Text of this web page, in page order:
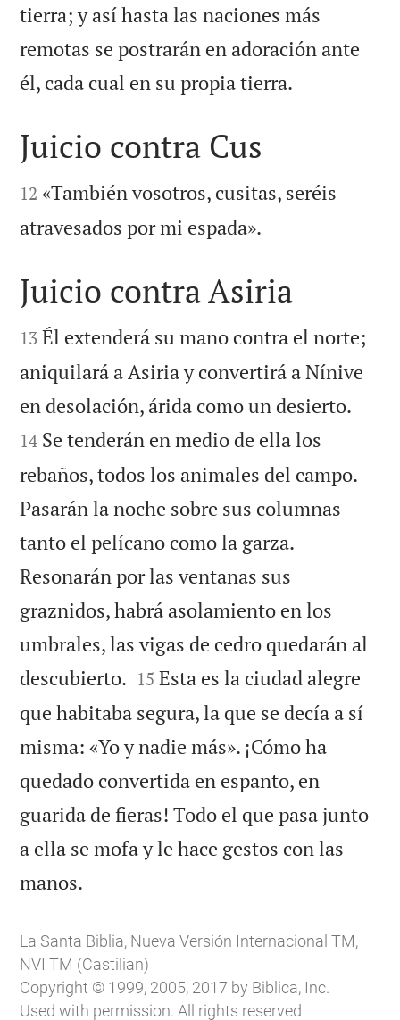
tierra; y así hasta las naciones más
remotas se postrarán en adoración ante
él, cada cual en su propia tierra.

Juicio contra Cus

12 «También vosotros, cusitas, seréis
atravesados por mi espada».

Juicio contra Asiria

13 Él extenderá su mano contra el norte;
aniquilará a Asiria y convertirá a Nínive
en desolación, árida como un desierto.
14 Se tenderán en medio de ella los
rebaños, todos los animales del campo.
Pasarán la noche sobre sus columnas
tanto el pelícano como la garza.
Resonarán por las ventanas sus
graznidos, habrá asolamiento en los
umbrales, las vigas de cedro quedarán al
descubierto. 

15 Esta es la ciudad alegre
que habitaba segura, la que se decía a sí
misma: «Yo y nadie más». ¡Cómo ha
quedado convertida en espanto, en
guarida de fieras! Todo el que pasa junto
a ella se mofa y le hace gestos con las
manos.
La Santa Biblia, Nueva Versión Internacional TM,
NVI TM (Castilian)
Copyright © 1999, 2005, 2017 by Biblica, Inc.
Used with permission. All rights reserved